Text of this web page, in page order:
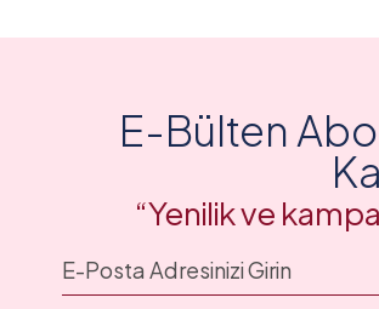
E-Bülten
“Yenilik ve